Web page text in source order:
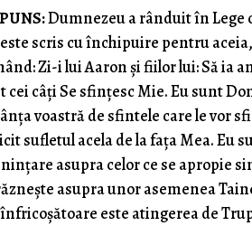
Dumnezeu a rânduit în Lege
scris cu închipuire pentru
Zi-i lui Aaron şi fiilor lui: Să ia
cei câţi Se sfinţesc Mie. Eu sunt
voastră de sfintele care le vor
sufletul acela de la faţa Mea. Eu
asupra celor ce se apropie
asupra unor asemenea
este atingerea de